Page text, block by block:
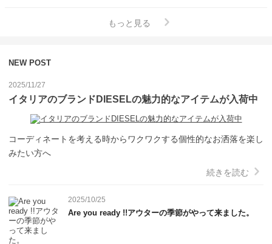
もっと見る
NEW POST
2025/11/27
イタリアのブランドDIESELの魅力的なアイテムが入荷中
コーディネートを考える時からワクワクする個性的なお洒落を楽し
みたい方へ
続きを読む
2025/10/25
Are you ready !!アウターの季節がやって来ました。